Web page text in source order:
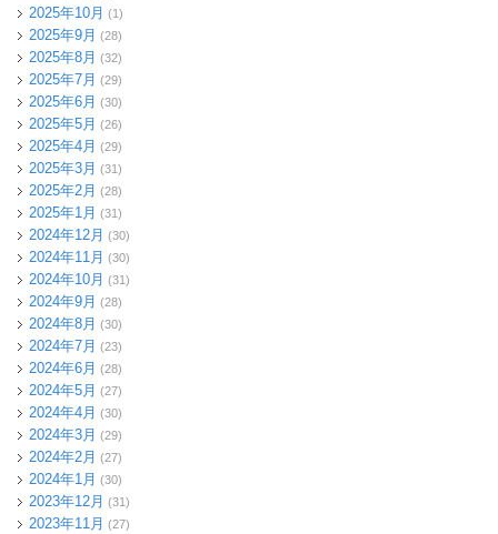
2025年10月 (1)
2025年9月 (28)
2025年8月 (32)
2025年7月 (29)
2025年6月 (30)
2025年5月 (26)
2025年4月 (29)
2025年3月 (31)
2025年2月 (28)
2025年1月 (31)
2024年12月 (30)
2024年11月 (30)
2024年10月 (31)
2024年9月 (28)
2024年8月 (30)
2024年7月 (23)
2024年6月 (28)
2024年5月 (27)
2024年4月 (30)
2024年3月 (29)
2024年2月 (27)
2024年1月 (30)
2023年12月 (31)
2023年11月 (27)